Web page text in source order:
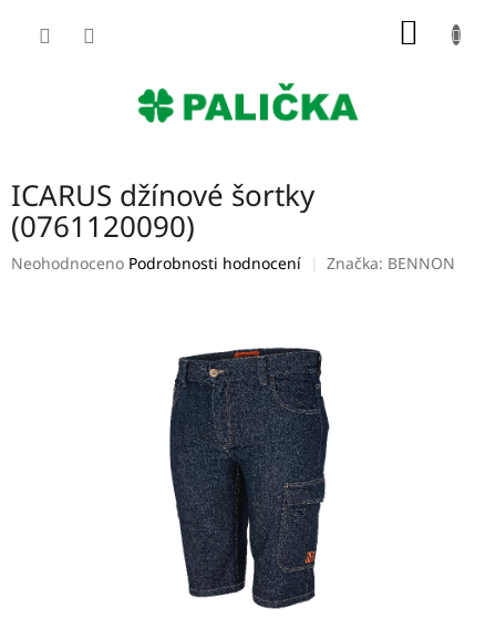
ICARUS džínové šortky
(0761120090)
Průměrné
Neohodnoceno Podrobnosti hodnocení Značka: BENNON